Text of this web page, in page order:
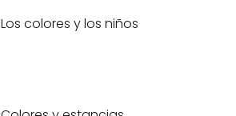
Los colores y los niños